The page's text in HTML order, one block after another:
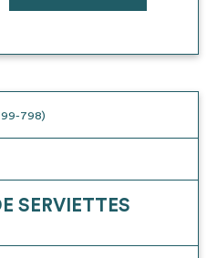
798)
SERVIETTES